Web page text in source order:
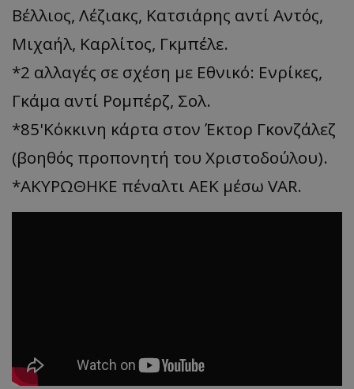
Βέλλιος, Λέζιακς, Κατσιάρης αντί Αντός,
Μιχαήλ, Καρλίτος, Γκμπέλε.
*2 αλλαγές σε σχέση με Εθνικό: Ενρίκες,
Γκάμα αντί Ρομπέρζ, Σολ.
*85'Κόκκινη κάρτα στον Έκτορ Γκονζάλεζ
(βοηθός προπονητή του Χριστοδούλου).
*ΑΚΥΡΩΘΗΚΕ πέναλτι ΑΕΚ μέσω VAR.